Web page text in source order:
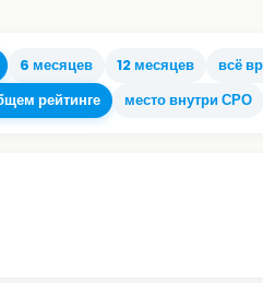
6 месяцев 12 месяцев всё
рейтинге место внутри СРО